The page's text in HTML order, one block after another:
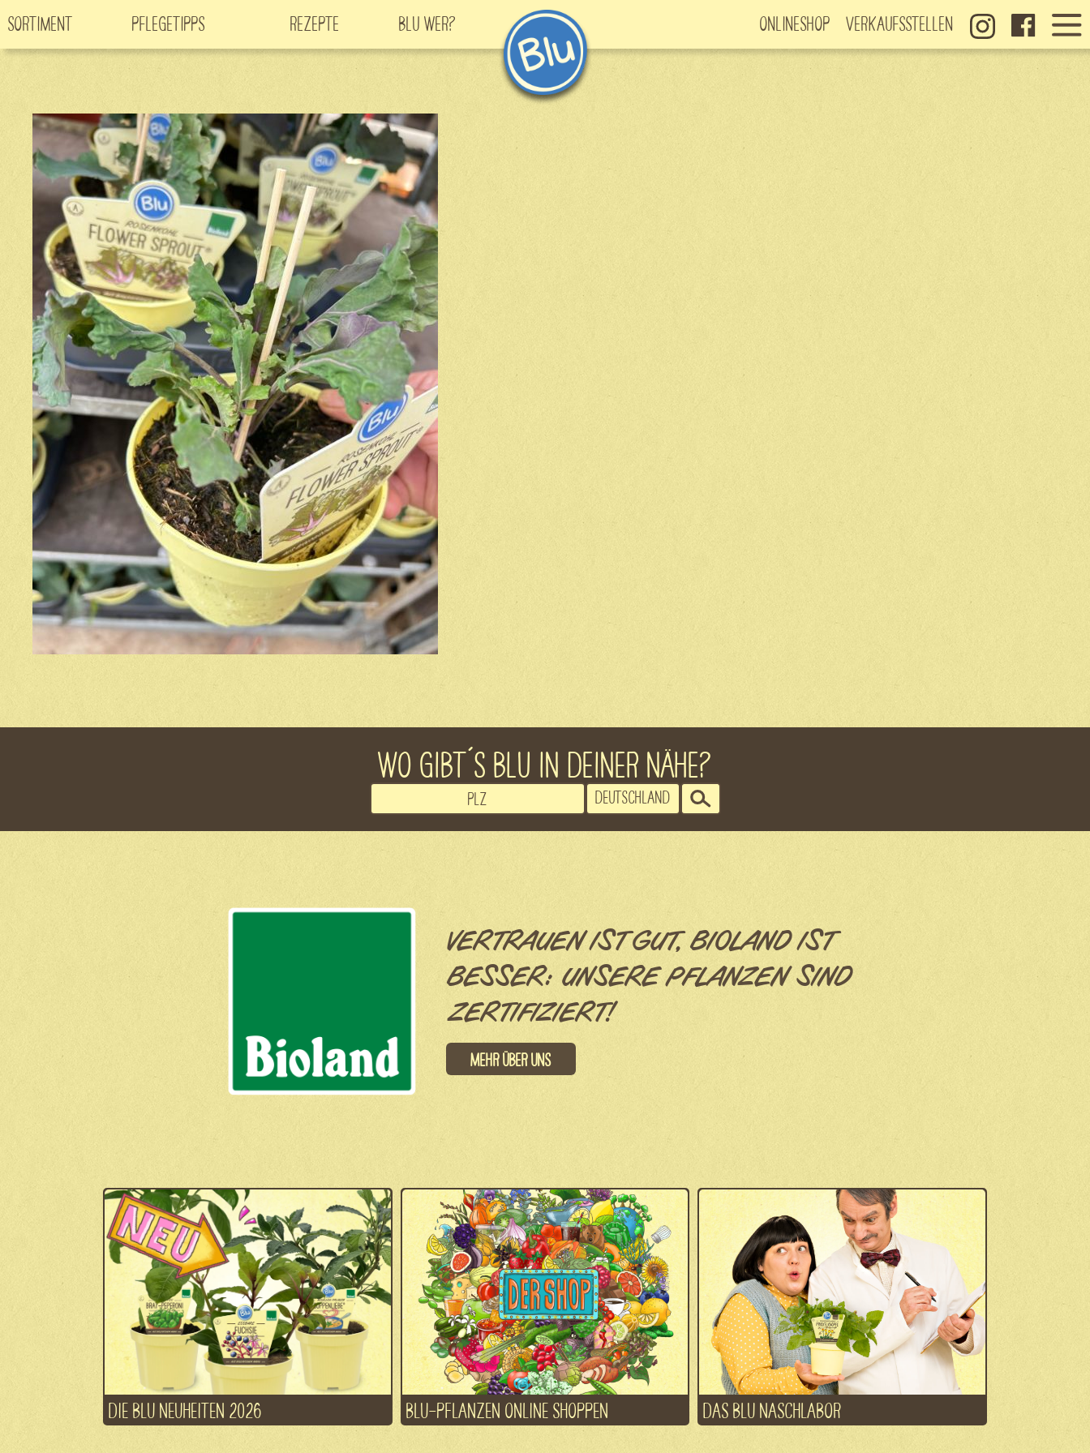
Sortiment
Neuheiten
Pflegetipps
CO -Klimabaum
Rezepte
Filme
Blu Wer? Onlineshop Verkaufsstellen
WO GIBT´S BLU IN DEINER NÄHE?
VERTRAUEN IST GUT, BIOLAND IST
BESSER: UNSERE PFLANZEN SIND
ZERTIFIZIERT!
Mehr über uns
DIE BLU NEUHEITEN 2026 BLU-PFLANZEN ONLINE SHOPPEN DAS BLU NASCHLABOR